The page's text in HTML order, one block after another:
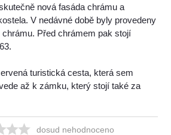
nová fasáda chrámu a
V nedávné době byly provedeny
Před chrámem pak stojí
turistická cesta, která sem
až k zámku, který stojí také za
dosud nehodnoceno